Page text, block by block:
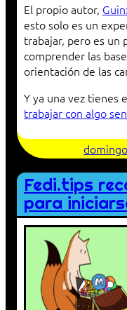
El propio autor,
esto solo es un
trabajar, pero es un
comprender las
orientación de las
Y ya una vez tienes
trabajar con algo
Fedi.tips
para